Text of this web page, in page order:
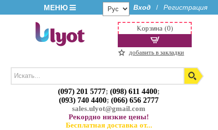
МЕНЮ Вход / Регистрация
(097) 201 5777;(098) 611 4400;
(093) 740 4400;(066) 656 2777
sales.ulyot@gmail.com
Рекордно низкие цены!
Бесплатная доставка от...
Корзина (0)
добавить в закладки